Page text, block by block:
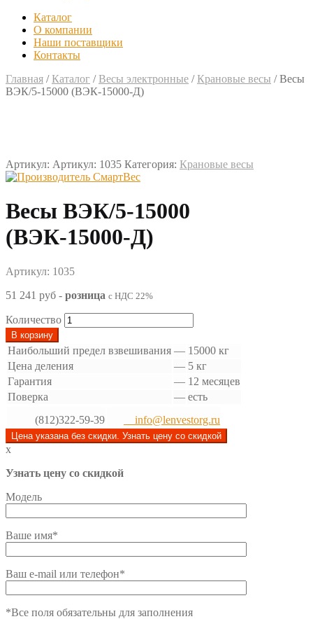
Каталог
О компании
Наши поставщики
Контакты
Главная / Каталог / Весы электронные / Крановые весы /Весы
ВЭК/5-15000 (ВЭК-15000-Д)
Артикул: Артикул: 1035 Категория: Крановые весы
Весы ВЭК/5-15000
(ВЭК-15000-Д)
Артикул: 1035
51 241 руб - розница с НДС 22%
Количество
В корзину
Наибольший предел взвешивания — 15000 кг
Цена деления
— 5 кг
Гарантия
— 12 месяцев
Поверка
— есть
(812)322-59-39
info@lenvestorg.ru
Цена указана без скидки. Узнать цену со скидкой
x
Узнать цену со скидкой
Модель
Ваше имя*
Ваш e-mail или телефон*
*Все поля обязательны для заполнения